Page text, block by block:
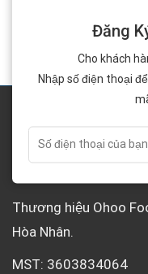
Đăng
Cho khách
Nhập số điện thoại
VỀ OHOO
Thương hiệu Ohoo
Hòa Nhân.
MST: 3603834064